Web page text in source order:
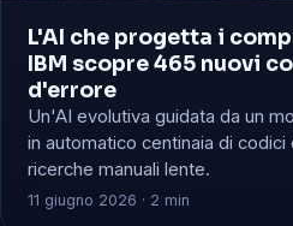
L'AI che progetta i
IBM scopre 465 nuovi
d'errore
Un'AI evolutiva guidata da un
in automatico centinaia di
ricerche manuali lente.
11 giugno 2026 · 2 min